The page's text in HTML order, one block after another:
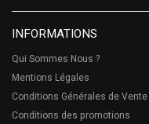
INFORMATIONS
Qui Sommes Nous ?
Mentions Légales
Conditions Générales de Vente
Conditions des promotions